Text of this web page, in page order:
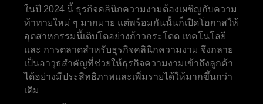
ในปี 2024 นี้ ธุรกิจคลินิกความงามต้องเผชิญกับความ
ท้าทายใหม่ ๆ มากมาย แต่พร้อมกันนั้นก็เปิดโอกาสให้
อุตสาหกรรมนี้เติบโตอย่างก้าวกระโดด เทคโนโลยี
และ การตลาดสำหรับธุรกิจคลินิกความงาม จึงกลาย
เป็นอาวุธสำคัญที่ช่วยให้ธุรกิจความงามเข้าถึงลูกค้า
ได้อย่างมีประสิทธิภาพและเพิ่มรายได้ให้มากขึ้นกว่า
เดิม